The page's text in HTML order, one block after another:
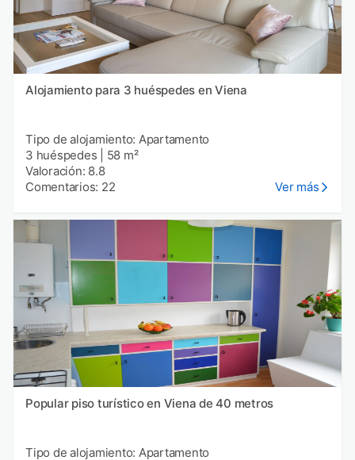
Alojamiento para 3 huéspedes en Viena
Tipo de alojamiento: Apartamento
3 huéspedes
58 m²
Valoración: 8.8
Comentarios: 22
Ver más
Popular piso turístico en Viena de 40 metros
Tipo de alojamiento: Apartamento